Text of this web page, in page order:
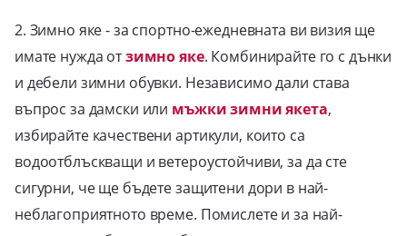
2. Зимно яке - за спортно-ежедневната ви визия ще
имате нужда отзимно яке. Комбинирайте го с дънки
и дебели зимни обувки. Независимо дали става
въпрос за дамски или мъжки зимни якета,
избирайте качествени артикули, които са
водоотблъскващи и ветероустойчиви, за да сте
сигурни, че ще бъдете защитени дори в най-
неблагоприятното време. Помислете и за най-